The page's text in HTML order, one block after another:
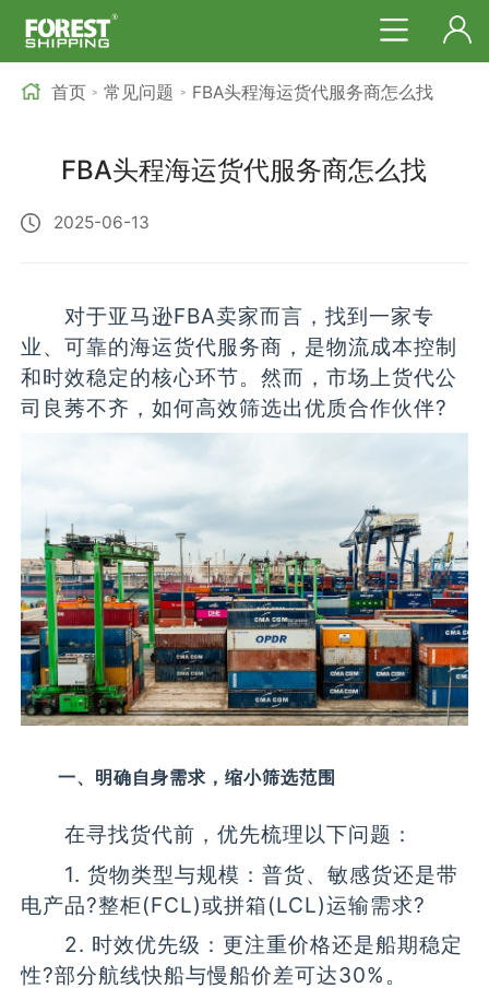
首页 > 常见问题 > FBA头程海运货代服务商怎么找
FBA头程海运货代服务商怎么找
2025-06-13
对于亚马逊FBA卖家而言，找到一家专
业、可靠的海运货代服务商，是物流成本控制
和时效稳定的核心环节。然而，市场上货代公
司良莠不齐，如何高效筛选出优质合作伙伴?
一、明确自身需求，缩小筛选范围
在寻找货代前，优先梳理以下问题：
1. 货物类型与规模：普货、敏感货还是带
电产品?整柜(FCL)或拼箱(LCL)运输需求?
2. 时效优先级：更注重价格还是船期稳定
性?部分航线快船与慢船价差可达30%。